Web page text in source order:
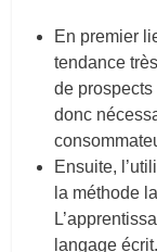
En premier
tendance
de
donc
Ensuite,
la méthode
langage écrit.